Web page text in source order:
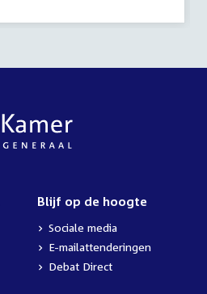
Blijf op de hoogte
Sociale media
E-mailattenderingen
Debat Direct